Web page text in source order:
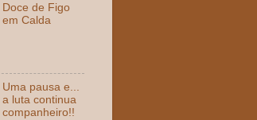
Doce de Figo
em Calda
Uma pausa e...
a luta continua
companheiro!!